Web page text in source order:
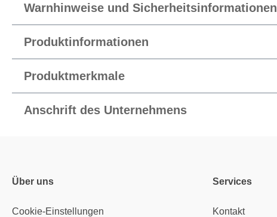
Warnhinweise und Sicherheitsinformationen
Produktinformationen
Produktmerkmale
Anschrift des Unternehmens
Über uns
Cookie-Einstellungen
Services
Kontakt